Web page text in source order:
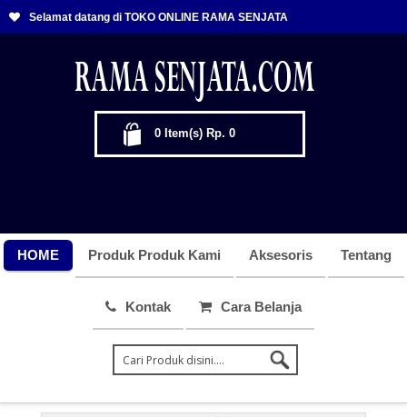
Selamat datang di TOKO ONLINE RAMA SENJATA
0 Item(s) Rp. 0
HOME Produk Produk Kami Aksesoris Tentang
Kontak Cara Belanja